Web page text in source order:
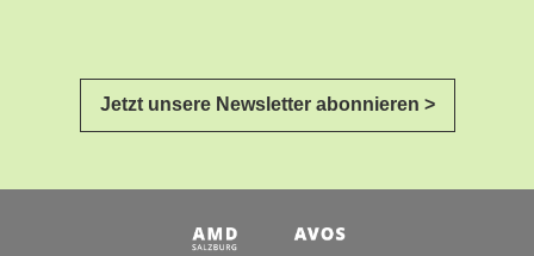
Jetzt unsere Newsletter abonnieren >